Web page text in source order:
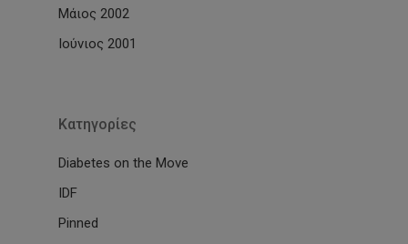
Μάιος 2002
Ιούνιος 2001
Kατηγορίες
Diabetes on the Move
IDF
Pinned